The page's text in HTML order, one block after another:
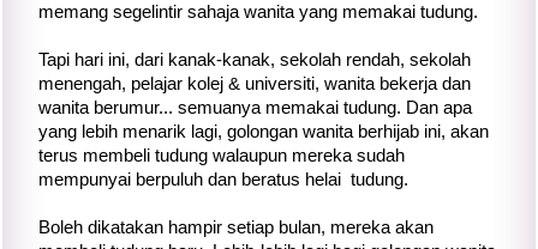
memang segelintir sahaja wanita yang memakai tudung.
Tapi hari ini, dari kanak-kanak, sekolah rendah, sekolah
menengah, pelajar kolej & universiti, wanita bekerja dan
wanita berumur... semuanya memakai tudung. Dan apa
yang lebih menarik lagi, golongan wanita berhijab ini, akan
terus membeli tudung walaupun mereka sudah
mempunyai berpuluh dan beratus helai tudung.
Boleh dikatakan hampir setiap bulan, mereka akan